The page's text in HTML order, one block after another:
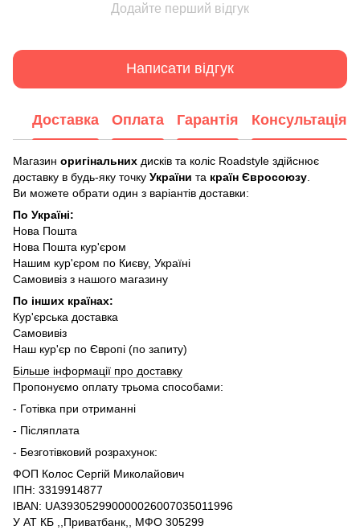
Додайте перший відгук
Написати відгук
Доставка Оплата Гарантія Консультація
Магазин оригінальних дисків та коліс Roadstyle здійснює
доставку в будь-яку точку України та країн Євросоюзу
Ви можете обрати один з варіантів доставки:
По Україні:
Нова Пошта
Нова Пошта кур'єром
Нашим кур'єром по Києву, Україні
Самовивіз з нашого магазину
По інших країнах:
Кур'єрська доставка
Самовивіз
Наш кур'єр по Європі (по запиту)
Більше інформації про доставку
Пропонуємо оплату трьома способами:
- Готівка при отриманні
- Післяплата
- Безготівковий розрахунок:
ФОП Колос Сергій Миколайович
ІПН: 3319914877
IBAN: UA393052990000026007035011996
У АТ КБ ,,Приватбанк,, МФО 305299